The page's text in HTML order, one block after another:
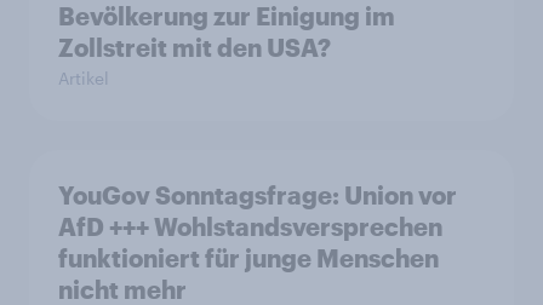
Bevölkerung zur Einigung im
Zollstreit mit den USA?
Artikel
YouGov Sonntagsfrage: Union vor
AfD +++ Wohlstandsversprechen
funktioniert für junge Menschen
nicht mehr